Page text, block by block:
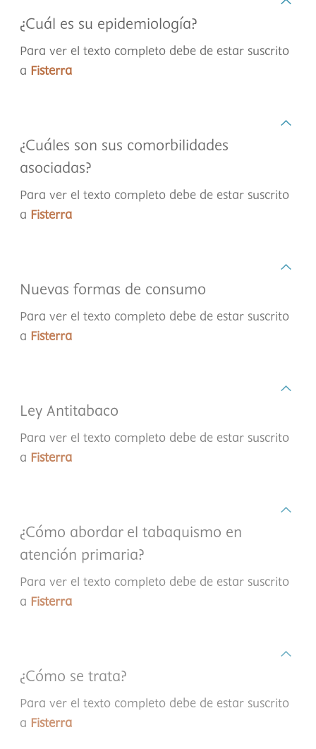
¿Cuál es su epidemiología?
Para ver el texto completo debe de estar suscrito
a Fisterra
¿Cuáles son sus comorbilidades
asociadas?
Para ver el texto completo debe de estar suscrito
a Fisterra
Nuevas formas de consumo
Para ver el texto completo debe de estar suscrito
a Fisterra
Ley Antitabaco
Para ver el texto completo debe de estar suscrito
a Fisterra
¿Cómo abordar el tabaquismo en
atención primaria?
Para ver el texto completo debe de estar suscrito
a Fisterra
¿Cómo se trata?
Para ver el texto completo debe de estar suscrito
a Fisterra